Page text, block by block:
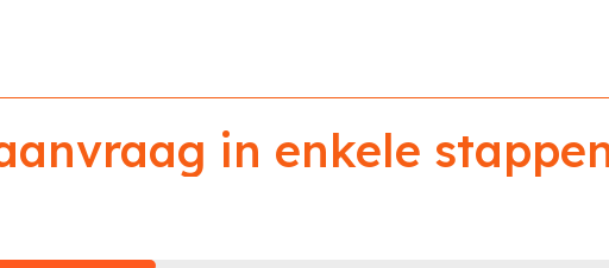
in enkele